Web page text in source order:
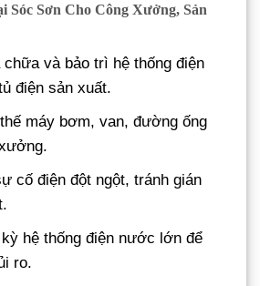
Sóc Sơn Cho Công Xưởng, Sản
và bảo trì hệ thống điện
điện sản xuất.
máy bơm, van, đường ống
cố điện đột ngột, tránh gián
kỳ hệ thống điện nước lớn để
ro.